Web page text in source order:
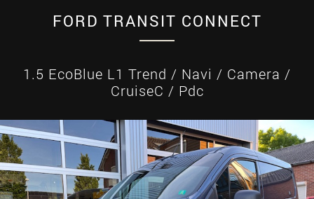
FORD TRANSIT CONNECT
1.5 EcoBlue L1 Trend / Navi / Camera /
CruiseC / Pdc